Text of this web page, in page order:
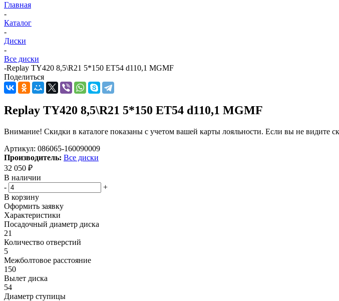
Главная
-
Каталог
-
Диски
-
Все диски
-Replay TY420 8,5\R21 5*150 ET54 d110,1 MGMF
Поделиться
Replay TY420 8,5\R21 5*150 ET54 d110,1 MGMF
Внимание! Скидки в каталоге показаны с учетом вашей карты лояльности. Если вы не видите
Артикул: 086065-160090009
Производитель: Все диски
32 050 ₽
В наличии
-
+
В корзину
Оформить заявку
Характеристики
Посадочный диаметр диска
21
Количество отверстий
5
Межболтовое расстояние
150
Вылет диска
54
Диаметр ступицы